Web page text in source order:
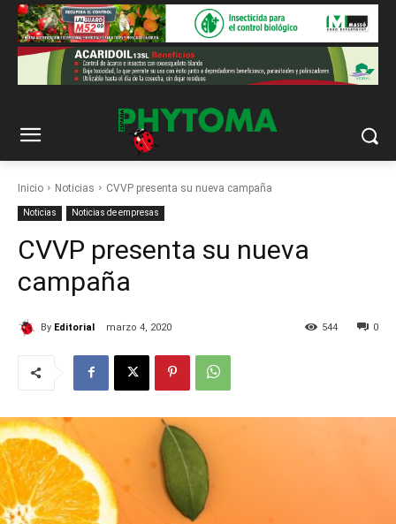
Inicio Noticias CVVP presenta su nueva campaña
Noticias Noticias de empresas
CVVP presenta su nueva
campaña
By Editorial marzo 4, 2020 0
544